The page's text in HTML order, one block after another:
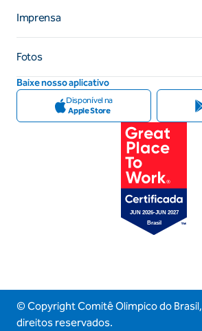
Imprensa
Fotos
Baixe nosso aplicativo
Disponível na
Apple Store
© Copyright Comitê Olimpico do Brasil,
direitos reservados.